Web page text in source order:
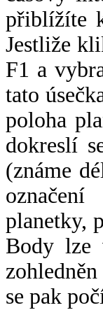
přiblížíte
Jestliže
F1 a
tato
poloha
dokreslí
(známe
planetky,
Body lze
se pak